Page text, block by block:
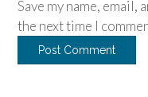
Save my name,
the next time I